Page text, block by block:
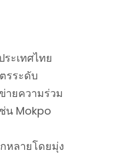
ะเทศไทย
รระดับ
ายความร่วม
น Mokpo
หลายโดยมุ่ง